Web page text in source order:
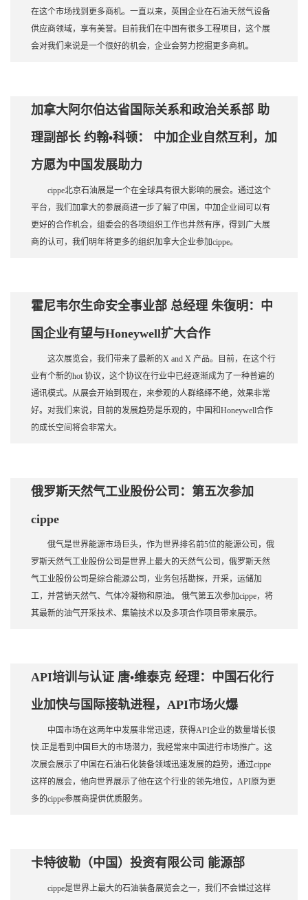
在这个市场找到更多商机。一直以来，英国企业在石油天然气设备
供应商领域，享有美誉。目前我们在中国有很多工程项目，这个展
会对我们来说是一个很好的机会，企业会努力挖掘更多商机。
加拿大阿尔伯达省国际关系和政治关系部 助
理副部长 约翰•科顿： 中加企业自然互利，加
方愿为中国发展助力
cippe北京石油展是一个在全球具有很大影响的展会。通过这个
平台，我们加拿大的参展商进一步了解了中国，中加企业间可以有
更好的合作机会，组委会的各项组织工作也井然有序，得到广大展
商的认可，我们明年将更多的组织加拿大企业参加cippe。
霍尼韦尔生命安全事业部 总经理 朱復明：中
国企业有望与Honeywell扩大合作
这次展览会，我们带来了最新的X and X 产品。目前，在这个行
业有个新的hot 协议，这个协议在行业中已经逐渐成为了一种普遍的
通讯模式。从展会开始到现在，来参观的人群络绎不绝，效果非常
好。对我们来说，目前的发展趋势是乐观的，中国和Honeywell合作
的成长空间将会非常大。
俄罗斯天然气工业股份公司：第五次参加
cippe
俄气是世界能源市场巨头，作为世界排名前5位的能源公司，俄
罗斯天然气工业股份公司是世界上最大的天然气公司，俄罗斯天然
气工业股份公司是综合能源公司，业务包括勘探，开采，运储加
工，并营销天然气、气体冷凝物和原油。 俄气第五次参加cippe，将
其最新的油气开采技术、集输技术以及多项合作项目带来展示。
API培训与认证 唐•维泰克 经理：中国石化行
业加快与国际接轨进程，API市场火爆
中国市场在这两年中发展非常迅速，获得API企业的数量增长很
快.正是看到中国巨大的市场潜力，我经常来中国进行市场推广。这
次展会展示了中国在石油石化装备领域迅速发展的趋势，通过cippe
这样的展会，他向世界展示了他在这个行业的领先地位，API原为更
多的cippe参展商提供优质服务。
卡特彼勒（中国）投资有限公司 能源部
cippe是世界上最大的石油装备展览会之一，我们不会错过这样